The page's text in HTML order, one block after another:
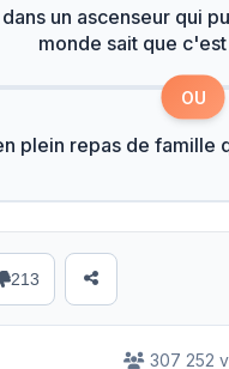
dans un ascenseur qui
monde sait que
OU
plein repas de famille
213
307 252